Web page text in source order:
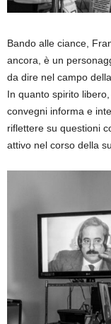
Bando alle ciance,
ancora, è un
da dire nel campo
In quanto spirito
convegni informa e
riflettere su questioni
attivo nel corso della